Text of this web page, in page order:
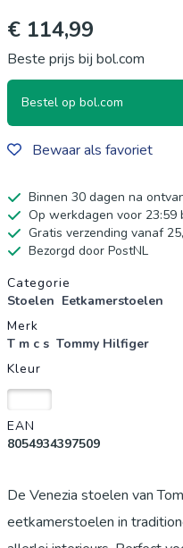
€ 114,99
Beste prijs bij bol.com
Bestel op bol.com
Bewaar als favoriet
Binnen 30 dagen na
Op werkdagen voor 23:59
Gratis verzending vanaf
Bezorgd door PostNL
Productgegevens
Categorie
Stoelen Eetkamerstoelen
Merk
T m c s Tommy Hilfiger
Kleur
EAN
8054934397509
De Venezia stoelen van
eetkamerstoelen in